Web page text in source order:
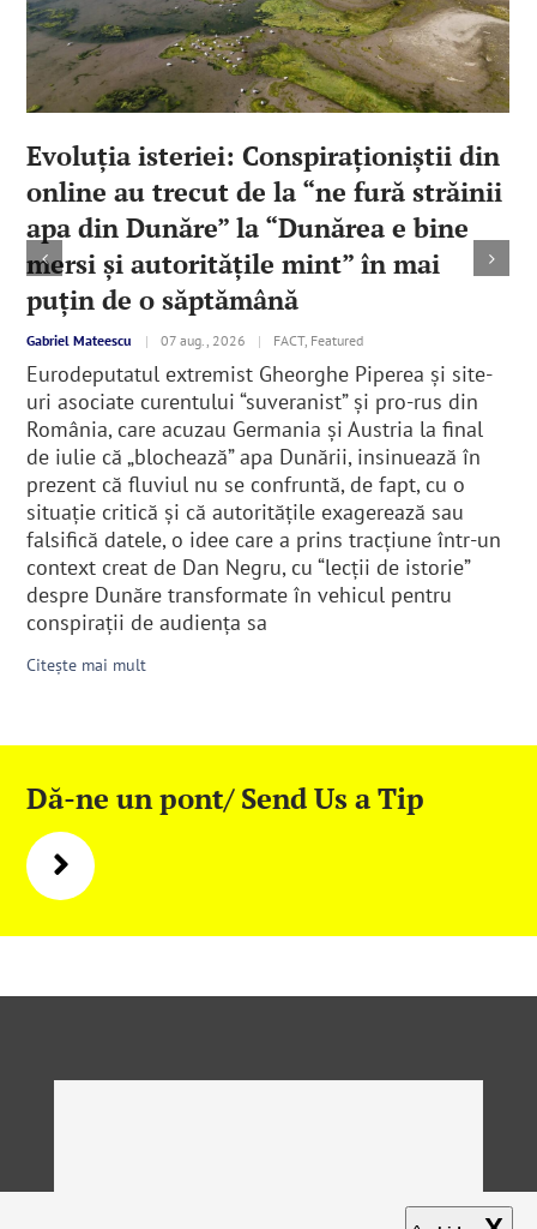
Evoluția isteriei: Conspiraționiștii din
online au trecut de la “ne fură străinii
apa din Dunăre” la “Dunărea e bine
mersi și autoritățile mint” în mai
puțin de o săptămână
Gabriel Mateescu | 07 aug., 2026 | FACT, Featured
Eurodeputatul extremist Gheorghe Piperea și site-
uri asociate curentului “suveranist” și pro-rus din
România, care acuzau Germania și Austria la final
de iulie că „blochează” apa Dunării, insinuează în
prezent că fluviul nu se confruntă, de fapt, cu o
situație critică și că autoritățile exagerează sau
falsifică datele, o idee care a prins tracțiune într-un
context creat de Dan Negru, cu “lecții de istorie”
despre Dunăre transformate în vehicul pentru
conspirații de audiența sa
Citește mai mult
Dă-ne un pont/ Send Us a Tip